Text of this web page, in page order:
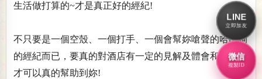
生活做打算的~才是真正好的經紀!
不只要是一個空殼、一個打手、一個會幫妳嗆聲的哈巴狗
的經紀而已，要真的對酒店有一定的見解及體會和認知!!
才可以真的幫助到妳!
LINE
立即加友
微信
複製ID